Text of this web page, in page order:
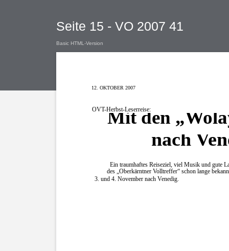
Seite 15 - VO 2007 41
Basic HTML-Version
12. OKTOBER 2007
OVT-Herbst-Leserreise:
Mit den
nach
Ein traumhaftes Reiseziel, viel Musik und gute
des „Oberkärntner Volltreffer“ schon lange
3. und 4. November nach Venedig.